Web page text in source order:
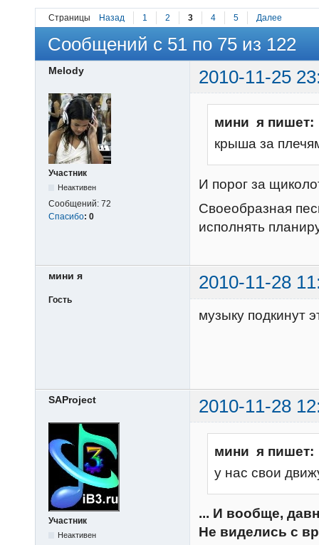
Страницы Назад 1 2 3 4 5 Далее
Сообщений с 51 по 75 из 122
Melody 2010-11-25
Участник
Неактивен
Сообщений: 72
Спасибо: 0
мини я пишет:
крыша за
И порог за
Своеобразная
исполнять
мини я 2010-11-28
Гость
музыку
SAProject 2010-11-28
Участник
Неактивен
мини я пишет:
у нас свои
... И вообще,
Не виделись с